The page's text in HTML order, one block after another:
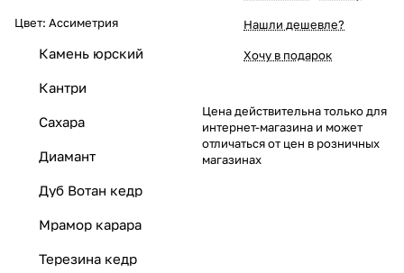
Цвет: Ассиметрия
Камень юрский
Кантри
Сахара
Диамант
Дуб Вотан кедр
Мрамор карара
Терезина кедр
Нашли дешевле?
Хочу в подарок
Цена действительна только для
интернет-магазина и может
отличаться от цен в розничных
магазинах